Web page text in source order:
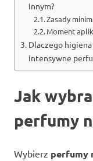
innym?
Zasady
Moment
Dlaczego
intensywne
Jak
perfumy
Wybierz perfumy